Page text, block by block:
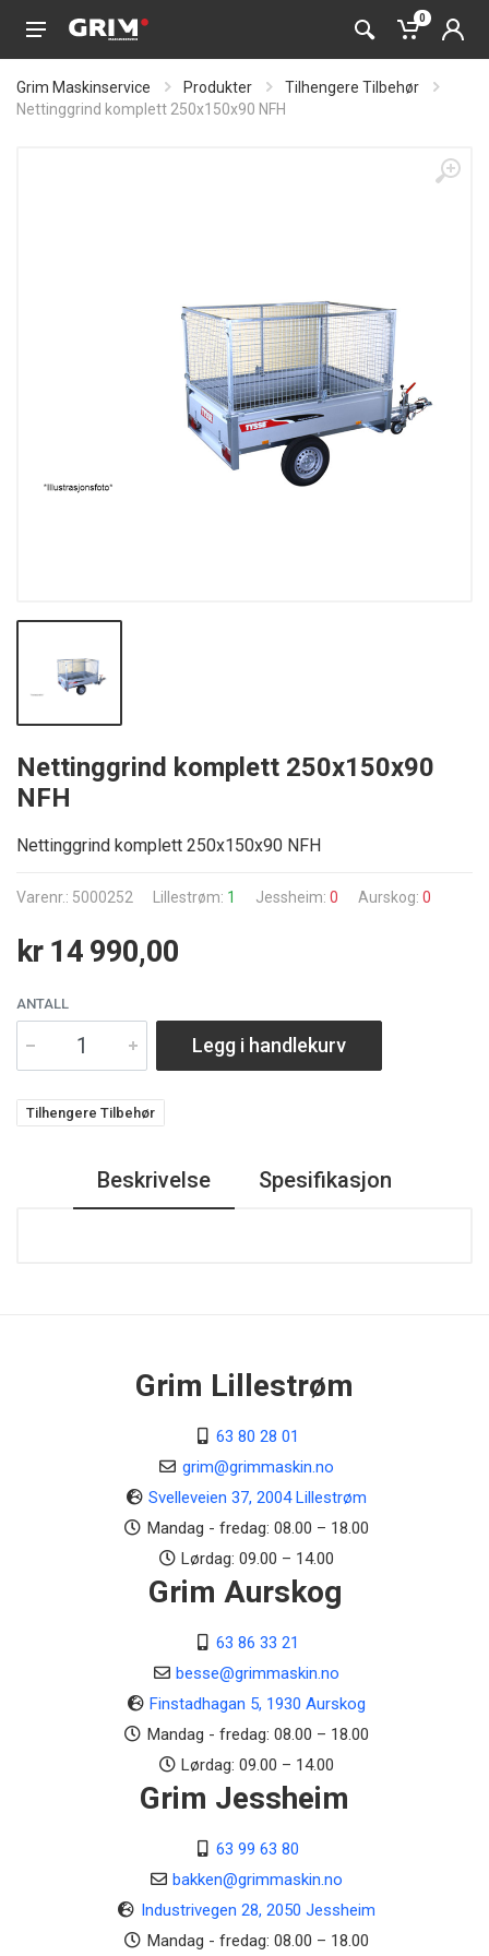
0
Grim Maskinservice Produkter
Tilhengere Tilbehør
Nettinggrind komplett 250x150x90 NFH
Nettinggrind komplett 250x150x90
NFH
Nettinggrind komplett 250x150x90 NFH
Varenr.: 5000252 Lillestrøm: 1 Jessheim: 0 Aurskog: 0
kr 14 990,00
ANTALL
Legg i handlekurv
Tilhengere Tilbehør
Beskrivelse Spesifikasjon
Grim Lillestrøm
63 80 28 01
grim@grimmaskin.no
Svelleveien 37, 2004 Lillestrøm
Mandag - fredag: 08.00 – 18.00
Lørdag: 09.00 – 14.00
Grim Aurskog
63 86 33 21
besse@grimmaskin.no
Finstadhagan 5, 1930 Aurskog
Mandag - fredag: 08.00 – 18.00
Lørdag: 09.00 – 14.00
Grim Jessheim
63 99 63 80
bakken@grimmaskin.no
Industrivegen 28, 2050 Jessheim
Mandag - fredag: 08.00 – 18.00